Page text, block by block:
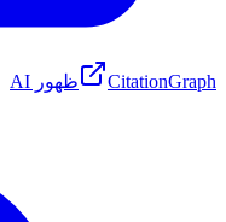
CitationGraph ظهور AI